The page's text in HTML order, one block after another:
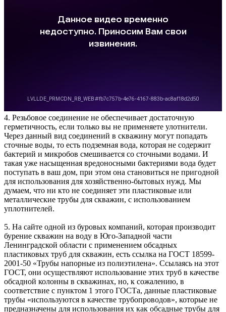
4. Резьбовое соединение не обеспечивает достаточную
герметичность, если только вы не применяете улотнители.
Через данный вид соединений в скважину могут попадать
сточные воды, то есть подземная вода, которая не содержит
бактерий и микробов смешивается со сточными водами. И
такая уже насыщенная вредоносными бактериями вода будет
поступать в ваш дом, при этом она становиться не пригодной
для использования для хозяйственно-бытовых нужд. Мы
думаем, что ни кто не соединяет эти пластиковые или
металлические трубы для скважин, с использованием
уплотнителей.
5. На сайте одной из буровых компаний, которая производит
бурение скважин на воду в Юго-Западной части
Ленинградской области с применением обсадных
пластиковых труб для скважин, есть ссылка на ГОСТ 18599-
2001-50 «Трубы напорные из полиэтилена». Ссылаясь на этот
ГОСТ, они осуществляют использование этих труб в качестве
обсадной колонны в скважинах, но, к сожалению, в
соответствие с пунктом 1 этого ГОСТа, данные пластиковые
трубы «используются в качестве трубопроводов», которые не
предназначены для использования их как обсадные трубы для